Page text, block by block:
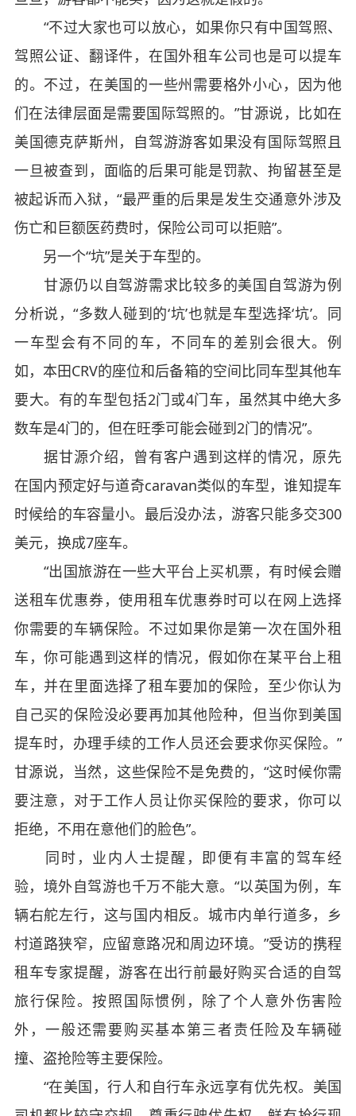
“不过大家也可以放心，如果你只有中国驾照、
驾照公证、翻译件，在国外租车公司也是可以提车
的。不过，在美国的一些州需要格外小心，因为他
们在法律层面是需要国际驾照的。”甘源说，比如在
美国德克萨斯州，自驾游游客如果没有国际驾照且
一旦被查到，面临的后果可能是罚款、拘留甚至是
被起诉而入狱，“最严重的后果是发生交通意外涉及
伤亡和巨额医药费时，保险公司可以拒赔”。
另一个“坑”是关于车型的。
甘源仍以自驾游需求比较多的美国自驾游为例
分析说，“多数人碰到的‘坑’也就是车型选择‘坑’。同
一车型会有不同的车，不同车的差别会很大。例
如，本田CRV的座位和后备箱的空间比同车型其他车
要大。有的车型包括2门或4门车，虽然其中绝大多
数车是4门的，但在旺季可能会碰到2门的情况”。
据甘源介绍，曾有客户遇到这样的情况，原先
在国内预定好与道奇caravan类似的车型，谁知提车
时候给的车容量小。最后没办法，游客只能多交300
美元，换成7座车。
“出国旅游在一些大平台上买机票，有时候会赠
送租车优惠券，使用租车优惠券时可以在网上选择
你需要的车辆保险。不过如果你是第一次在国外租
车，你可能遇到这样的情况，假如你在某平台上租
车，并在里面选择了租车要加的保险，至少你认为
自己买的保险没必要再加其他险种，但当你到美国
提车时，办理手续的工作人员还会要求你买保险。”
甘源说，当然，这些保险不是免费的，“这时候你需
要注意，对于工作人员让你买保险的要求，你可以
拒绝，不用在意他们的脸色”。
同时，业内人士提醒，即便有丰富的驾车经
验，境外自驾游也千万不能大意。“以英国为例，车
辆右舵左行，这与国内相反。城市内单行道多，乡
村道路狭窄，应留意路况和周边环境。”受访的携程
租车专家提醒，游客在出行前最好购买合适的自驾
旅行保险。按照国际惯例，除了个人意外伤害险
外，一般还需要购买基本第三者责任险及车辆碰
撞、盗抢险等主要保险。
“在美国，行人和自行车永远享有优先权。美国